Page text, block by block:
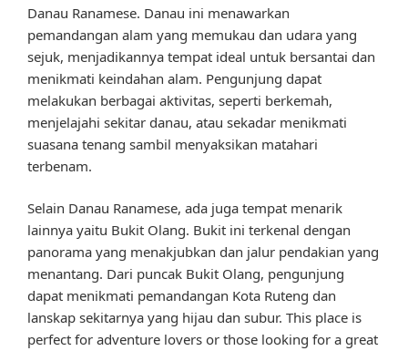
Danau Ranamese. Danau ini menawarkan
pemandangan alam yang memukau dan udara yang
sejuk, menjadikannya tempat ideal untuk bersantai dan
menikmati keindahan alam. Pengunjung dapat
melakukan berbagai aktivitas, seperti berkemah,
menjelajahi sekitar danau, atau sekadar menikmati
suasana tenang sambil menyaksikan matahari
terbenam.
Selain Danau Ranamese, ada juga tempat menarik
lainnya yaitu Bukit Olang. Bukit ini terkenal dengan
panorama yang menakjubkan dan jalur pendakian yang
menantang. Dari puncak Bukit Olang, pengunjung
dapat menikmati pemandangan Kota Ruteng dan
lanskap sekitarnya yang hijau dan subur. This place is
perfect for adventure lovers or those looking for a great